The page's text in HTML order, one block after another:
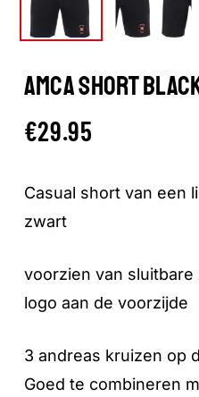
AMCA SHORT
€29.95
Casual short van een
zwart
voorzien van sluitbare
logo aan de voorzijde
3 andreas kruizen op
Goed te combineren